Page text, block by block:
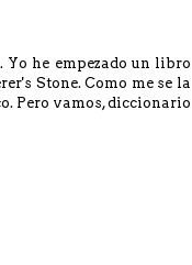
he empezado un libro
Stone. Como me se la
Pero vamos, diccionario